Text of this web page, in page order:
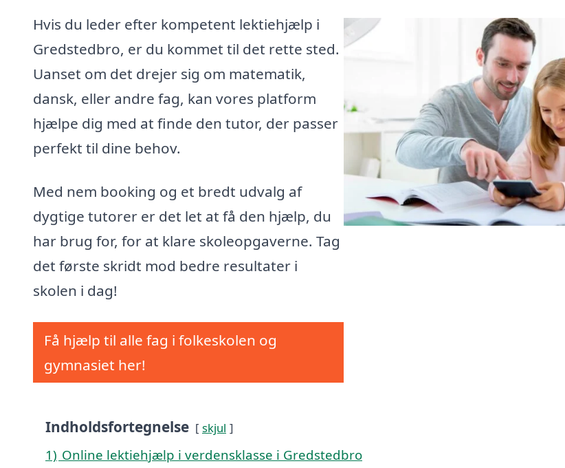
Hvis du leder efter kompetent lektiehjælp i
Gredstedbro, er du kommet til det rette sted.
Uanset om det drejer sig om matematik,
dansk, eller andre fag, kan vores platform
hjælpe dig med at finde den tutor, der passer
perfekt til dine behov.
Med nem booking og et bredt udvalg af
dygtige tutorer er det let at få den hjælp, du
har brug for, for at klare skoleopgaverne. Tag
det første skridt mod bedre resultater i
skolen i dag!
Få hjælp til alle fag i folkeskolen og
gymnasiet her!
Indholdsfortegnelse skjul
1) Online lektiehjælp i verdensklasse i Gredstedbro